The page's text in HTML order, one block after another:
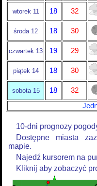
wtorek 11 18 32
środa 12 18 30
czwartek 13 19 29
piątek 14 18 30
sobota 15 18
32
10-dni prognozy
Dostępne miasta
mapie.
Najedź kursorem na
Kliknij aby zobaczyć